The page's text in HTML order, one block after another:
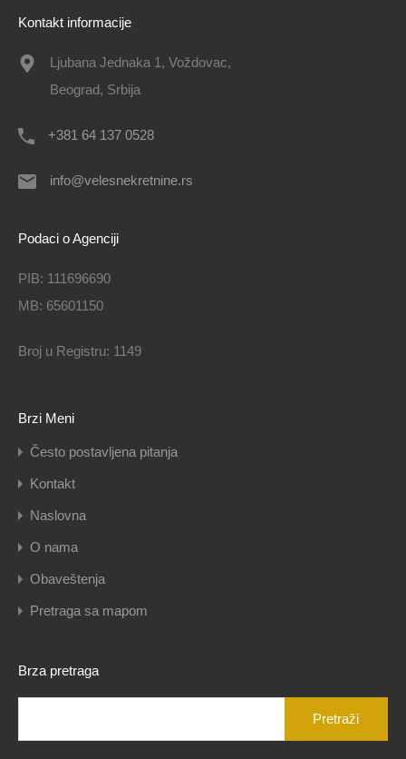
Kontakt informacije
Ljubana Jednaka 1, Voždovac,
Beograd, Srbija
+381 64 137 0528
info@velesnekretnine.rs
Podaci o Agenciji
PIB: 111696690
MB: 65601150
Broj u Registru: 1149
Brzi Meni
Često postavljena pitanja
Kontakt
Naslovna
O nama
Obaveštenja
Pretraga sa mapom
Brza pretraga